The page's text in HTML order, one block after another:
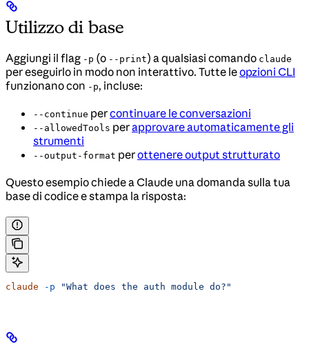
Utilizzo di base
Aggiungi il flag -p (o --print) a qualsiasi comando claude
per eseguirlo in modo non interattivo. Tutte leopzioni CLI
funzionano con -p, incluse:
--continue percontinuare le conversazioni
--allowedTools perapprovare automaticamente gli
strumenti
--output-format perottenere output strutturato
Questo esempio chiede a Claude una domanda sulla tua
base di codice e stampa la risposta:
claude -p "What does the auth module do?"